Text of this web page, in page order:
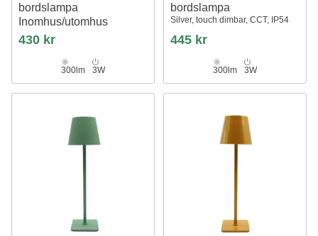
bordslampa
Inomhus/utomhus
Vit, touch dimbar, 3i1, IP54
utomhus bordslampa
430 kr
300lm 3W
bordslampa
Silver, touch dimbar, CCT, IP54
445 kr
300lm 3W